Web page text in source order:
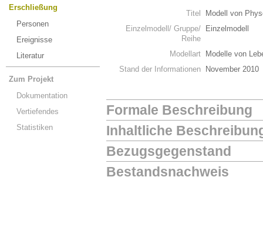
Erschließung
Personen
Ereignisse
Literatur
Zum Projekt
Dokumentation
Vertiefendes
Statistiken
Titel
Modell von
Einzelmodell/ Gruppe/
Reihe
Einzelmodell
Modellart
Modelle von
Stand der Informationen
November 2010
Formale Beschreibung
Inhaltliche
Bezugsgegenstand
Bestandsnachweis